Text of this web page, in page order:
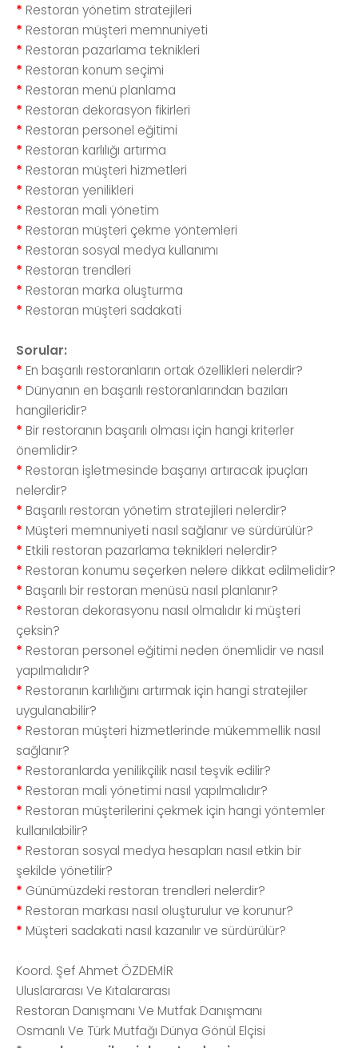
* Restoran yönetim stratejileri
* Restoran müşteri memnuniyeti
* Restoran pazarlama teknikleri
* Restoran konum seçimi
* Restoran menü planlama
* Restoran dekorasyon fikirleri
* Restoran personel eğitimi
* Restoran karlılığı artırma
* Restoran müşteri hizmetleri
* Restoran yenilikleri
* Restoran mali yönetim
* Restoran müşteri çekme yöntemleri
* Restoran sosyal medya kullanımı
* Restoran trendleri
* Restoran marka oluşturma
* Restoran müşteri sadakati
Sorular:
* En başarılı restoranların ortak özellikleri nelerdir?
* Dünyanın en başarılı restoranlarından bazıları
hangileridir?
* Bir restoranın başarılı olması için hangi kriterler
önemlidir?
* Restoran işletmesinde başarıyı artıracak ipuçları
nelerdir?
* Başarılı restoran yönetim stratejileri nelerdir?
* Müşteri memnuniyeti nasıl sağlanır ve sürdürülür?
* Etkili restoran pazarlama teknikleri nelerdir?
* Restoran konumu seçerken nelere dikkat edilmelidir?
* Başarılı bir restoran menüsü nasıl planlanır?
* Restoran dekorasyonu nasıl olmalıdır ki müşteri
çeksin?
* Restoran personel eğitimi neden önemlidir ve nasıl
yapılmalıdır?
* Restoranın karlılığını artırmak için hangi stratejiler
uygulanabilir?
* Restoran müşteri hizmetlerinde mükemmellik nasıl
sağlanır?
* Restoranlarda yenilikçilik nasıl teşvik edilir?
* Restoran mali yönetimi nasıl yapılmalıdır?
* Restoran müşterilerini çekmek için hangi yöntemler
kullanılabilir?
* Restoran sosyal medya hesapları nasıl etkin bir
şekilde yönetilir?
* Günümüzdeki restoran trendleri nelerdir?
* Restoran markası nasıl oluşturulur ve korunur?
* Müşteri sadakati nasıl kazanılır ve sürdürülür?
Koord. Şef Ahmet ÖZDEMİR
Uluslararası Ve Kıtalararası
Restoran Danışmanı Ve Mutfak Danışmanı
Osmanlı Ve Türk Mutfağı Dünya Gönül Elçisi